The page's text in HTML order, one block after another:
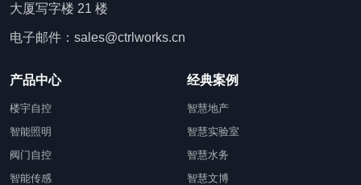
大厦写字楼 21 楼
电子邮件：sales@ctrlworks.cn
产品中心
楼宇自控
智能照明
阀门自控
智能传感
经典案例
智慧地产
智慧实验室
智慧水务
智慧文博